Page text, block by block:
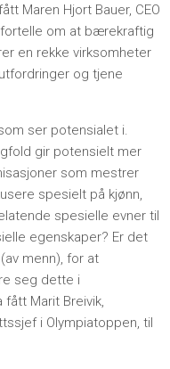
Maren Hjort Bauer, CEO
om at bærekraftig
en rekke virksomheter
og tjene
ser potensialet i.
gir potensielt mer
som mestrer
spesielt på kjønn,
spesielle evner til
egenskaper? Er det
menn), for at
seg dette i
Marit Breivik,
i Olympiatoppen, til